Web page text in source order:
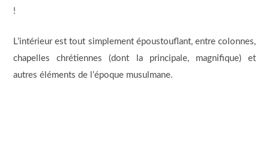
!
L’intérieur est tout simplement époustouflant, entre colonnes,
chapelles chrétiennes (dont la principale, magnifique) et
autres éléments de l’époque musulmane.